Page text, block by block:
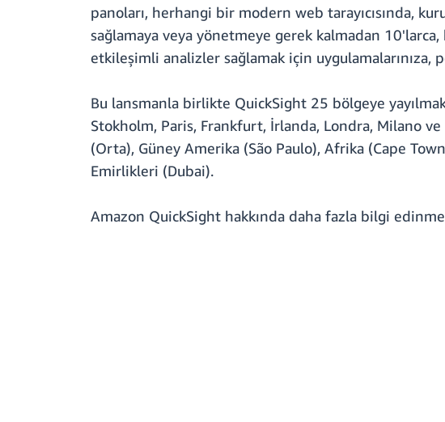
panoları, herhangi bir modern web tarayıcısında,
sağlamaya veya yönetmeye gerek kalmadan
etkileşimli analizler sağlamak için
Bu lansmanla birlikte QuickSight 25 bölgeye
Stokholm, Paris, Frankfurt, İrlanda, Londra, Milano
(Orta), Güney Amerika (São Paulo), Afrika (Cape
Emirlikleri (Dubai).
Amazon QuickSight hakkında daha fazla bilgi